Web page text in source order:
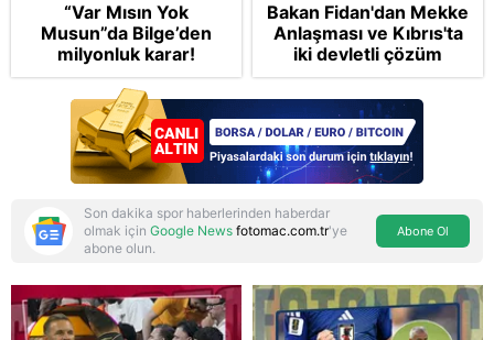
“Var Mısın Yok
Musun”da Bilge’den
milyonluk karar!
Bakan Fidan'dan Mekke
Anlaşması ve Kıbrıs'ta
iki devletli çözüm
mesajı: Bize
saldırmayan hiçbir ülke
hedefimizde değil
Son dakika spor haberlerinden haberdar
olmak için Google News fotomac.com.tr'ye
abone olun.
Abone Ol